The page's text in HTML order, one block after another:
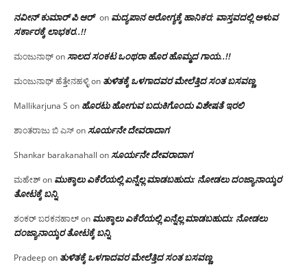
ನವೀನ್ ಕುಮಾರ್ ಪಿ ಆರ್ on ಮದ್ಯಪಾನ ಆರೋಗ್ಯಕ್ಕೆ ಹಾನಿಕರ; ವಾಸ್ತವದಲ್ಲಿ ಅಳುವ
ಸರ್ಕಾರಕ್ಕೆ ಲಾಭಕರ..!!
ಮಂಜುನಾಥ್onಸಾಲದ ಸಂಕಟ ಒಂಥರಾ ಹೊರ ಹೊಮ್ಮದ ಗಾಯ..!!
ಮಂಜುನಾಥ್ ಹೆತ್ತೇನಹಳ್ಳಿon ತುಳಿತಕ್ಕೆ ಒಳಗಾದವರ ಮೇಲೆತ್ತಿದ ಸಂತ ಬಸವಣ್ಣ
Mallikarjuna S on ಹೊರಟು ಹೋಗುವ ಬದುಕಿಗೊಂದು ವಿಶೇಷತೆ ಇರಲಿ
ಶಾಂತರಾಜು ಬಿ ಎಸ್onಸೂರ್ಯನೇ ದೇವರಾದಾಗ
Shankar barakanahall onಸೂರ್ಯನೇ ದೇವರಾದಾಗ
ಮಹೇಶ್on ಮುಕ್ಕಾಲು ಎಕೆರೆಯಲ್ಲಿ ಏನ್ನೆಲ್ಲ‌ ಮಾಡಬಹುದು: ನೋಡಲು ದಂಜ್ಯಾನಾಯ್ಕರ
ತೋಟಕ್ಕೆ ಬನ್ನಿ
ಶಂಕರ್ ಬರಕನಹಾಲ್on ಮುಕ್ಕಾಲು ಎಕೆರೆಯಲ್ಲಿ ಏನ್ನೆಲ್ಲ‌ ಮಾಡಬಹುದು: ನೋಡಲು
ದಂಜ್ಯಾನಾಯ್ಕರ ತೋಟಕ್ಕೆ ಬನ್ನಿ
Pradeepon ತುಳಿತಕ್ಕೆ ಒಳಗಾದವರ ಮೇಲೆತ್ತಿದ ಸಂತ ಬಸವಣ್ಣ